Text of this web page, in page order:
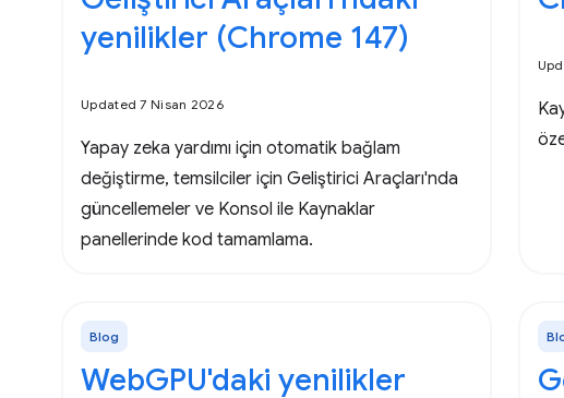
yenilikler (Chrome 147)
Updated 7 Nisan 2026
Yapay zeka yardımı için otomatik bağlam
değiştirme, temsilciler için Geliştirici Araçları'nda
güncellemeler ve Konsol ile Kaynaklar
panellerinde kod tamamlama.
Blog
WebGPU'daki yenilikler